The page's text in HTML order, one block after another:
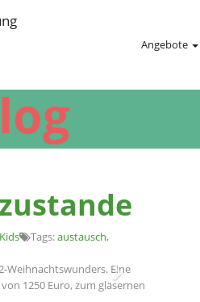
Angebote
Kids Tags:austausch,
Weihnachtswunders. Eine
1250 Euro, zum gläsernen